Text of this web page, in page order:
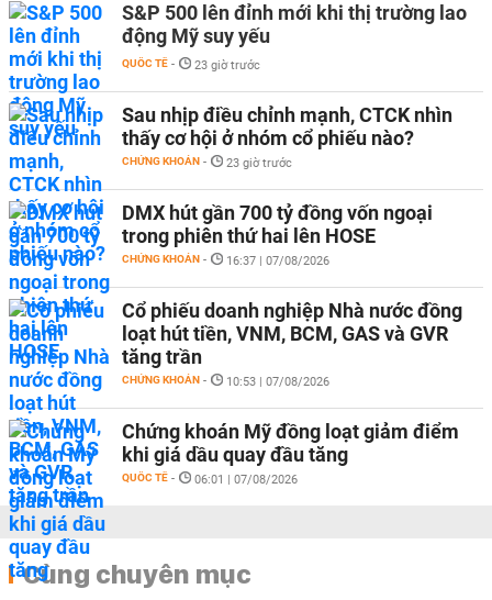
S&P 500 lên đỉnh mới khi thị trường lao
động Mỹ suy yếu
QUỐC TẾ - 23 giờ trước
Sau nhịp điều chỉnh mạnh, CTCK nhìn
thấy cơ hội ở nhóm cổ phiếu nào?
CHỨNG KHOÁN - 23 giờ trước
DMX hút gần 700 tỷ đồng vốn ngoại
trong phiên thứ hai lên HOSE
CHỨNG KHOÁN - 16:37 | 07/08/2026
Cổ phiếu doanh nghiệp Nhà nước đồng
loạt hút tiền, VNM, BCM, GAS và GVR
tăng trần
CHỨNG KHOÁN - 10:53 | 07/08/2026
Chứng khoán Mỹ đồng loạt giảm điểm
khi giá dầu quay đầu tăng
QUỐC TẾ - 06:01 | 07/08/2026
Cùng chuyên mục